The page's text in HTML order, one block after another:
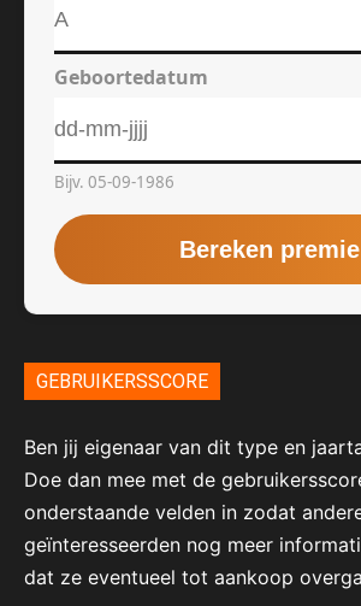
GEBRUIKERSSCORE
Ben jij eigenaar van dit type en
Doe dan mee met de
onderstaande velden in zodat
geïnteresseerden nog meer
dat ze eventueel tot aankoop